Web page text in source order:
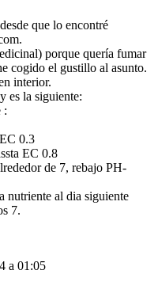
que lo encontré
porque quería fumar
cogido el gustillo al asunto.
interior.
es la siguiente:
:
0.3
EC 0.8
de 7, rebajo PH-
nutriente al dia siguiente
7.
a 01:05